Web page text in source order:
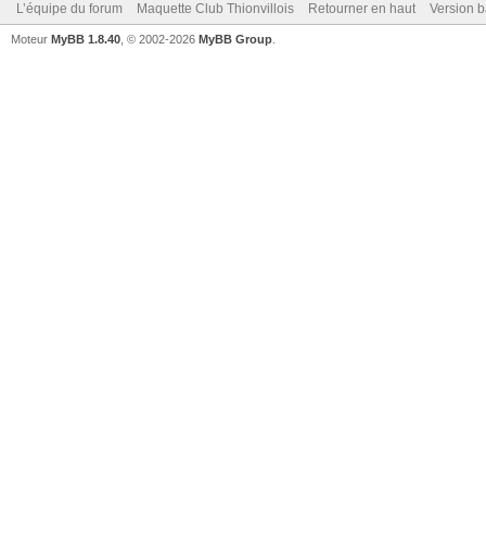
L’équipe du forum Maquette Club Thionvillois Retourner en haut Version
Moteur MyBB 1.8.40 , © 2002-2026 MyBB Group